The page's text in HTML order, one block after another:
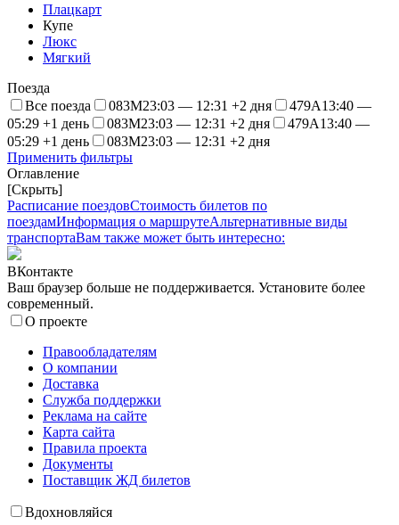
Плацкарт
Купе
Люкс
Мягкий
Поезда
Все поезда
083М23:03 — 12:31 +2 дня 479А13:40 —
05:29 +1 день
083М23:03 — 12:31 +2 дня 479А13:40 —
05:29 +1 день
083М23:03 — 12:31 +2 дня
Применить фильтры
Оглавление
[Скрыть]
Расписание поездовСтоимость билетов по
поездамИнформация о маршрутеАльтернативные виды
транспортаВам также может быть интересно:
ВКонтакте
Ваш браузер больше не поддерживается. Установите более
современный.
О проекте
Правообладателям
О компании
Доставка
Служба поддержки
Реклама на сайте
Карта сайта
Правила проекта
Документы
Поставщик ЖД билетов
Вдохновляйся